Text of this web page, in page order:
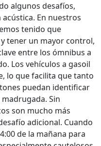
algunos desafíos,
En nuestros
tenido que
tener un mayor control,
entre los ómnibus a
Los vehículos a gasoil
lo que facilita que tanto
puedan identificar
Sin
son mucho más
adicional. Cuando
de la mañana para